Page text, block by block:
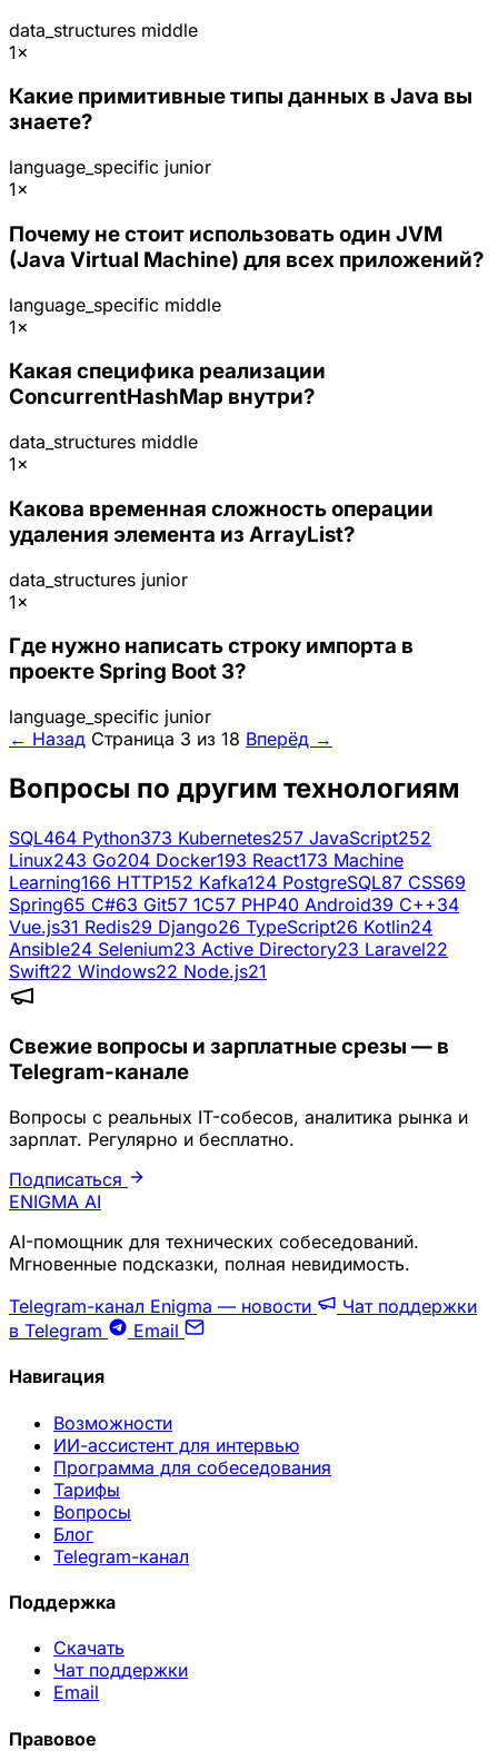
data_structures middle
1×
Какие примитивные типы данных в Java вы
знаете?
language_specific junior
1×
Почему не стоит использовать один JVM
(Java Virtual Machine) для всех приложений?
language_specific middle
1×
Какая специфика реализации
ConcurrentHashMap внутри?
data_structures middle
1×
Какова временная сложность операции
удаления элемента из ArrayList?
data_structures junior
1×
Где нужно написать строку импорта в
проекте Spring Boot 3?
language_specific junior
← Назад Страница 3 из 18 Вперёд →
Вопросы по другим технологиям
SQL464 Python373 Kubernetes257 JavaScript252
Linux243 Go204 Docker193 React173 Machine
Learning166 HTTP152 Kafka124 PostgreSQL87 CSS69
Spring65 C#63 Git57 1C57 PHP40 Android39 C++34
Vue.js31 Redis29 Django26 TypeScript26 Kotlin24
Ansible24 Selenium23 Active Directory23 Laravel22
Swift22 Windows22 Node.js21
Свежие вопросы и зарплатные срезы — в
Telegram-канале
Вопросы с реальных IT-собесов, аналитика рынка и
зарплат. Регулярно и бесплатно.
Подписаться
ENIGMA AI
AI-помощник для технических собеседований.
Мгновенные подсказки, полная невидимость.
Telegram-канал Enigma — новости
Чат поддержки
в Telegram
Email
Навигация
Возможности
ИИ-ассистент для интервью
Программа для собеседования
Тарифы
Вопросы
Блог
Telegram-канал
Поддержка
Скачать
Чат поддержки
Email
Правовое